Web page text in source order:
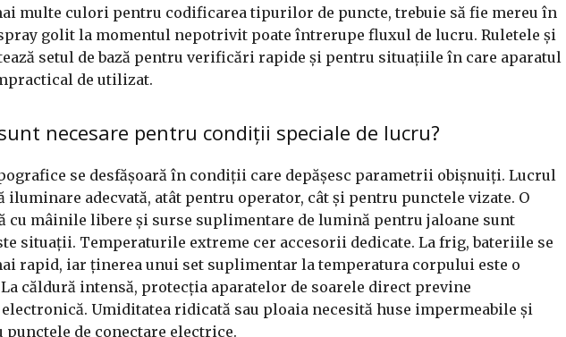
multe culori pentru codificarea tipurilor de puncte, trebuie să fie mereu în
golit la momentul nepotrivit poate întrerupe fluxul de lucru. Ruletele și
setul de bază pentru verificări rapide și pentru situațiile în care aparatul
de utilizat.
necesare pentru condiții speciale de lucru?
se desfășoară în condiții care depășesc parametrii obișnuiți. Lucrul
iluminare adecvată, atât pentru operator, cât și pentru punctele vizate. O
cu mâinile libere și surse suplimentare de lumină pentru jaloane sunt
situații. Temperaturile extreme cer accesorii dedicate. La frig, bateriile se
rapid, iar ținerea unui set suplimentar la temperatura corpului este o
căldură intensă, protecția aparatelor de soarele direct previne
Umiditatea ridicată sau ploaia necesită huse impermeabile și
de conectare electrice.